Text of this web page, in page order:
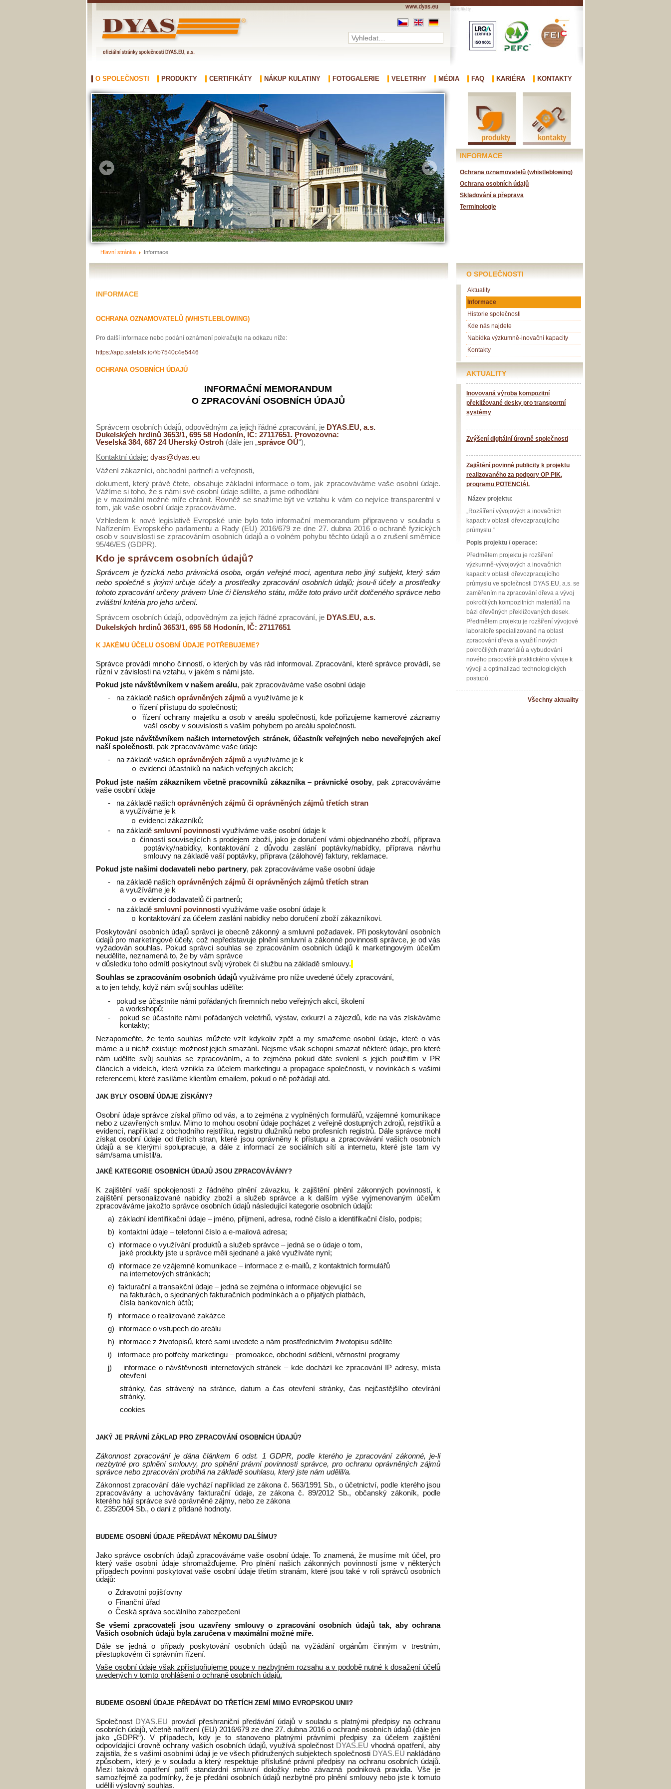
O SPOLEČNOSTI PRODUKTY CERTIFIKÁTY NÁKUP KULATINY FOTOGALERIE VELETRHY MÉDIA FAQ KARIÉRA KONTAKTY
INFORMACE
Ochrana oznamovatelů (whistleblowing)
Ochrana osobních údajů
Skladování a přeprava
Terminologie
Hlavní stránka Informace
INFORMACE
OCHRANA OZNAMOVATELŮ (WHISTLEBLOWING)
Pro další informace nebo podání oznámení pokračujte na odkazu níže:
https://app.safetalk.io/f/b7540c4e5446
OCHRANA OSOBNÍCH ÚDAJŮ
INFORMAČNÍ MEMORANDUM
O ZPRACOVÁNÍ OSOBNÍCH ÚDAJŮ
Správcem osobních údajů, odpovědným za jejich řádné zpracování, je DYAS.EU, a.s.
Dukelských hrdinů 3653/1, 695 58 Hodonín, IČ: 27117651. Provozovna:
Veselská 384, 687 24 Uherský Ostroh (dále jen „správce OÚ“),
Kontaktní údaje: dyas@dyas.eu
Vážení zákazníci, obchodní partneři a veřejnosti,
dokument, který právě čtete, obsahuje základní informace o tom, jak zpracováváme vaše osobní údaje.
Vážíme si toho, že s námi své osobní údaje sdílíte, a jsme odhodláni
je v maximální možné míře chránit. Rovněž se snažíme být ve vztahu k vám co nejvíce transparentní v
tom, jak vaše osobní údaje zpracováváme.
Vzhledem k nové legislativě Evropské unie bylo toto informační memorandum připraveno v souladu s
Nařízením Evropského parlamentu a Rady (EU) 2016/679 ze dne 27. dubna 2016 o ochraně fyzických
osob v souvislosti se zpracováním osobních údajů a o volném pohybu těchto údajů a o zrušení směrnice
95/46/ES (GDPR).
Kdo je správcem osobních údajů?
Správcem je fyzická nebo právnická osoba, orgán veřejné moci, agentura nebo jiný subjekt, který sám
nebo společně s jinými určuje účely a prostředky zpracování osobních údajů; jsou-li účely a prostředky
tohoto zpracování určeny právem Unie či členského státu, může toto právo určit dotčeného správce nebo
zvláštní kritéria pro jeho určení.
Správcem osobních údajů, odpovědným za jejich řádné zpracování, je DYAS.EU, a.s.
Dukelských hrdinů 3653/1, 695 58 Hodonín, IČ: 27117651
K JAKÉMU ÚČELU OSOBNÍ ÚDAJE POTŘEBUJEME?
Správce provádí mnoho činností, o kterých by vás rád informoval. Zpracování, které správce provádí, se
různí v závislosti na vztahu, v jakém s námi jste.
Pokud jste návštěvníkem v našem areálu, pak zpracováváme vaše osobní údaje
-
na základě našich oprávněných zájmů a využíváme je k
o řízení přístupu do společnosti;
o
řízení ochrany majetku a osob v areálu společnosti, kde pořizujeme kamerové záznamy
vaší osoby v souvislosti s vaším pohybem po areálu společnosti.
Pokud jste návštěvníkem našich internetových stránek, účastník veřejných nebo neveřejných akcí
naší společnosti, pak zpracováváme vaše údaje
-
na základě vašich oprávněných zájmů a využíváme je k
o evidenci účastníků na našich veřejných akcích;
Pokud jste naším zákazníkem včetně pracovníků zákazníka – právnické osoby, pak zpracováváme
vaše osobní údaje
-
na základě našich oprávněných zájmů či oprávněných zájmů třetích stran
a využíváme je k
o evidenci zákazníků;
-
na základě smluvní povinnosti využíváme vaše osobní údaje k
o činností souvisejících s prodejem zboží, jako je doručení vámi objednaného zboží, příprava
poptávky/nabídky, kontaktování z důvodu zaslání poptávky/nabídky, příprava návrhu
smlouvy na základě vaší poptávky, příprava (zálohové) faktury, reklamace.
Pokud jste našimi dodavateli nebo partnery, pak zpracováváme vaše osobní údaje
-
na základě našich oprávněných zájmů či oprávněných zájmů třetích stran
a využíváme je k
o evidenci dodavatelů či partnerů;
-
na základě smluvní povinnosti využíváme vaše osobní údaje k
o kontaktování za účelem zaslání nabídky nebo doručení zboží zákazníkovi.
Poskytování osobních údajů správci je obecně zákonný a smluvní požadavek. Při poskytování osobních
údajů pro marketingové účely, což nepředstavuje plnění smluvní a zákonné povinnosti správce, je od vás
vyžadován souhlas. Pokud správci souhlas se zpracováním osobních údajů k marketingovým účelům
neudělíte, neznamená to, že by vám správce
v důsledku toho odmítl poskytnout svůj výrobek či službu na základě smlouvy.
Souhlas se zpracováním osobních údajů využíváme pro níže uvedené účely zpracování,
a to jen tehdy, když nám svůj souhlas udělíte:
-
pokud se účastníte námi pořádaných firemních nebo veřejných akcí, školení
a workshopů;
-
pokud se účastníte námi pořádaných veletrhů, výstav, exkurzí a zájezdů, kde na vás získáváme
kontakty;
Nezapomeňte, že tento souhlas můžete vzít kdykoliv zpět a my smažeme osobní údaje, které o vás
máme a u nichž existuje možnost jejich smazání. Nejsme však schopni smazat některé údaje, pro které
nám udělíte svůj souhlas se zpracováním, a to zejména pokud dáte svolení s jejich použitím v PR
článcích a videích, která vznikla za účelem marketingu a propagace společnosti, v novinkách s vašimi
referencemi, které zasíláme klientům emailem, pokud o ně požádají atd.
JAK BYLY OSOBNÍ ÚDAJE ZÍSKÁNY?
Osobní údaje správce získal přímo od vás, a to zejména z vyplněných formulářů, vzájemné komunikace
nebo z uzavřených smluv. Mimo to mohou osobní údaje pocházet z veřejně dostupných zdrojů, rejstříků a
evidencí, například z obchodního rejstříku, registru dlužníků nebo profesních registrů. Dále správce mohl
získat osobní údaje od třetích stran, které jsou oprávněny k přístupu a zpracovávání vašich osobních
údajů a se kterými spolupracuje, a dále z informací ze sociálních sítí a internetu, které jste tam vy
sám/sama umístil/a.
JAKÉ KATEGORIE OSOBNÍCH ÚDAJŮ JSOU ZPRACOVÁVÁNY?
K zajištění vaší spokojenosti z řádného plnění závazku, k zajištění plnění zákonných povinností, k
zajištění personalizované nabídky zboží a služeb správce a k dalším výše vyjmenovaným účelům
zpracováváme jakožto správce osobních údajů následující kategorie osobních údajů:
a) základní identifikační údaje – jméno, příjmení, adresa, rodné číslo a identifikační číslo, podpis;
b)
kontaktní údaje – telefonní číslo a e-mailová adresa;
c)
informace o využívání produktů a služeb správce – jedná se o údaje o tom,
jaké produkty jste u správce měli sjednané a jaké využíváte nyní;
d)
informace ze vzájemné komunikace – informace z e-mailů, z kontaktních formulářů
na internetových stránkách;
e) fakturační a transakční údaje – jedná se zejména o informace objevující se
na fakturách, o sjednaných fakturačních podmínkách a o přijatých platbách,
čísla bankovních účtů;
f)
informace o realizované zakázce
g)
informace o vstupech do areálu
h)
informace z životopisů, které sami uvedete a nám prostřednictvím životopisu sdělíte
i)
informace pro potřeby marketingu – promoakce, obchodní sdělení, věrnostní programy
j)
informace o návštěvnosti internetových stránek – kde dochází ke zpracování IP adresy, místa
otevření
stránky, čas strávený na stránce, datum a čas otevření stránky, čas nejčastějšího otevírání
stránky,
cookies
JAKÝ JE PRÁVNÍ ZÁKLAD PRO ZPRACOVÁNÍ OSOBNÍCH ÚDAJŮ?
Zákonnost zpracování je dána článkem 6 odst. 1 GDPR, podle kterého je zpracování zákonné, je-li
nezbytné pro splnění smlouvy, pro splnění právní povinnosti správce, pro ochranu oprávněných zájmů
správce nebo zpracování probíhá na základě souhlasu, který jste nám udělil/a.
Zákonnost zpracování dále vychází například ze zákona č. 563/1991 Sb., o účetnictví, podle kterého jsou
zpracovávány a uchovávány fakturační údaje, ze zákona č. 89/2012 Sb., občanský zákoník, podle
kterého hájí správce své oprávněné zájmy, nebo ze zákona
č. 235/2004 Sb., o dani z přidané hodnoty.
BUDEME OSOBNÍ ÚDAJE PŘEDÁVAT NĚKOMU DALŠÍMU?
Jako správce osobních údajů zpracováváme vaše osobní údaje. To znamená, že musíme mít účel, pro
který vaše osobní údaje shromažďujeme. Pro plnění našich zákonných povinností jsme v některých
případech povinni poskytovat vaše osobní údaje třetím stranám, které jsou také v roli správců osobních
údajů:
o Zdravotní pojišťovny
o Finanční úřad
o Česká správa sociálního zabezpečení
Se všemi zpracovateli jsou uzavřeny smlouvy o zpracování osobních údajů tak, aby ochrana
Vašich osobních údajů byla zaručena v maximální možné míře.
Dále se jedná o případy poskytování osobních údajů na vyžádání orgánům činným v trestním,
přestupkovém či správním řízení.
Vaše osobní údaje však zpřístupňujeme pouze v nezbytném rozsahu a v podobě nutné k dosažení účelů
uvedených v tomto prohlášení o ochraně osobních údajů.
BUDEME OSOBNÍ ÚDAJE PŘEDÁVAT DO TŘETÍCH ZEMÍ MIMO EVROPSKOU UNII?
Společnost DYAS.EU provádí přeshraniční předávání údajů v souladu s platnými předpisy na ochranu
osobních údajů, včetně nařízení (EU) 2016/679 ze dne 27. dubna 2016 o ochraně osobních údajů (dále jen
jako „GDPR“). V případech, kdy je to stanoveno platnými právními předpisy za účelem zajištění
odpovídající úrovně ochrany vašich osobních údajů, využívá společnost DYAS.EU vhodná opatření, aby
zajistila, že s vašimi osobními údaji je ve všech přidružených subjektech společnosti DYAS.EU nakládáno
způsobem, který je v souladu a který respektuje příslušné právní předpisy na ochranu osobních údajů.
Mezi taková opatření patří standardní smluvní doložky nebo závazná podniková pravidla. Vše je
samozřejmě za podmínky, že je předání osobních údajů nezbytné pro plnění smlouvy nebo jste k tomuto
udělili výslovný souhlas.
O SPOLEČNOSTI
Aktuality
Informace
Historie společnosti
Kde nás najdete
Nabídka výzkumně-inovační kapacity
Kontakty
AKTUALITY
Inovovaná výroba kompozitní
překližované desky pro transportní
systémy
Zvýšení digitální úrovně společnosti
Zajištění povinné publicity k projektu
realizovaného za podpory OP PIK,
programu POTENCIÁL
Název projektu:
„Rozšíření vývojových a inovačních
kapacit v oblasti dřevozpracujícího
průmyslu.“
Popis projektu / operace:
Předmětem projektu je rozšíření
výzkumně-vývojových a inovačních
kapacit v oblasti dřevozpracujícího
průmyslu ve společnosti DYAS.EU, a.s. se
zaměřením na zpracování dřeva a vývoj
pokročilých kompozitních materiálů na
bázi dřevěných překližovaných desek.
Předmětem projektu je rozšíření vývojové
laboratoře specializované na oblast
zpracování dřeva a využití nových
pokročilých materiálů a vybudování
nového pracoviště praktického vývoje k
vývoji a optimalizaci technologických
postupů.
Všechny aktuality